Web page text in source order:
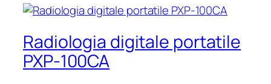
Radiologia digitale portatile
PXP-100CA